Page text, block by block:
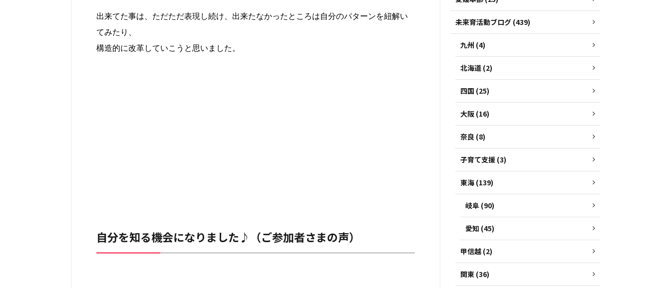
出来てた事は、ただただ表現し続け、出来たなかったところは自分のパターンを紐解い
てみたり、
構造的に改革していこうと思いました。
自分を知る機会になりました♪（ご参加者さまの声）
未来育活動ブログ (439)
九州 (4)
北海道 (2)
四国 (25)
大阪 (16)
奈良 (8)
子育て支援 (3)
東海 (139)
岐阜 (90)
愛知 (45)
甲信越 (2)
関東 (36)